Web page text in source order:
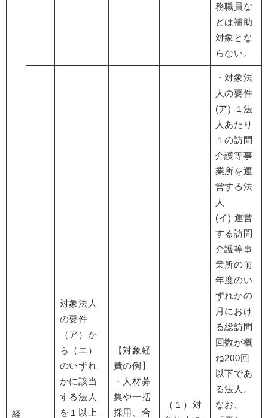
経
務職員な
どは補助
対象とな
らない。
対象法人
の要件
（ア）か
ら（エ）
のいずれ
かに該当
する法人
を１以上
【対象経
費の例】
・人材募
集や一括
採用、合
（１）対
・対象法
人の要件
(ア) １法
人あたり
１の訪問
介護等事
業所を運
営する法
人
(イ) 運営
する訪問
介護等事
業所の前
年度のい
ずれかの
月におけ
る総訪問
回数が概
ね200回
以下であ
る法人。
なお、